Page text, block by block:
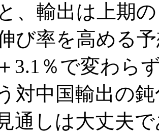
、輸出は上期
び率を高める
3.1％で変わら
対中国輸出の
通しは大丈夫